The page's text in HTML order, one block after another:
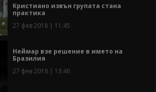
Кристиано извън групата стана
практика
27 фев 2018 | 11:45
Неймар взе решение в името на
Бразилия
27 фев 2018 | 13:46